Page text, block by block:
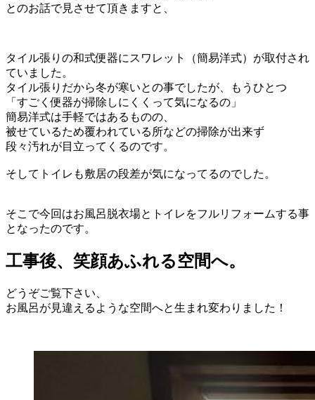
とのお話で見させて頂きますと、
タイル張りの和式便器にスワレット（簡易洋式）が取付され
ていました。
タイル張りだから冬が寒いとの事でしたが、もうひとつ
「すごく便器が掃除しにくくって気になるの」
簡易洋式は手軽ではあるものの、
被せているため覆われている所などの掃除が出来ず
段々汚れが目立ってくるのです。
そしてトイレも敷居の段差が気になってるのでした。
そこで今回はお風呂脱衣場とトイレをフルリフォームする事
となったのです。
工事後、笑顔あふれる空間へ。
どうぞご覧下さい、
お風呂が見違えるような空間へと生まれ変わりました！